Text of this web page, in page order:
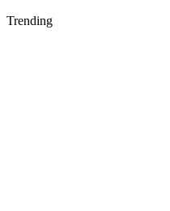
Trending